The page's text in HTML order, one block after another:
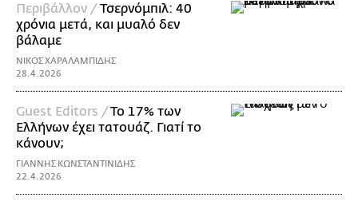
Περιβάλλον /Τσερνόμπιλ: 40
χρόνια μετά, και μυαλό δεν
βάλαμε
ΝΙΚΟΣ ΧΑΡΑΛΑΜΠΙΔΗΣ
28.4.2026
Guest Editors /To 17% των
Ελλήνων έχει τατουάζ. Γιατί το
κάνουν;
ΓΙΑΝΝΗΣ ΚΩΝΣΤΑΝΤΙΝΙΔΗΣ
22.4.2026